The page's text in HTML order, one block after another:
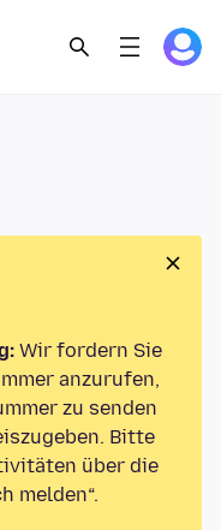
Wir fordern Sie
anzurufen,
zu senden
Bitte
über die
melden“.